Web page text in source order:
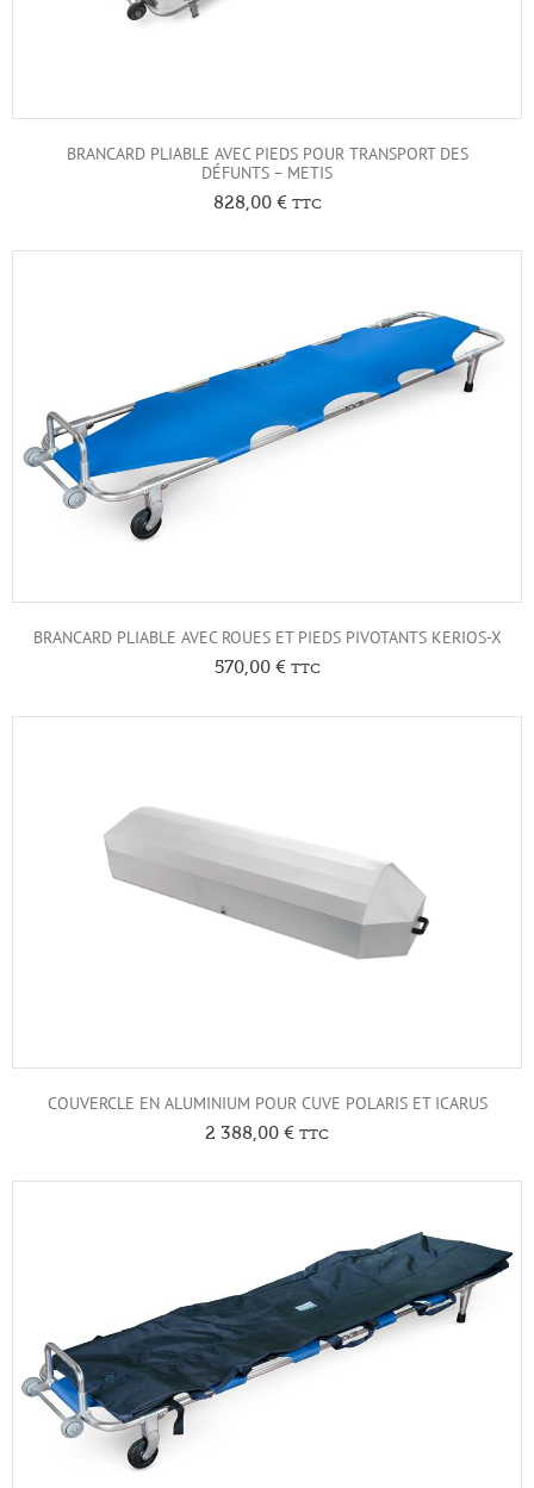
BRANCARD PLIABLE AVEC PIEDS POUR TRANSPORT DES
DÉFUNTS – METIS
828,00 € TTC
BRANCARD PLIABLE AVEC ROUES ET PIEDS PIVOTANTS KERIOS-X
570,00 € TTC
COUVERCLE EN ALUMINIUM POUR CUVE POLARIS ET ICARUS
2 388,00 € TTC